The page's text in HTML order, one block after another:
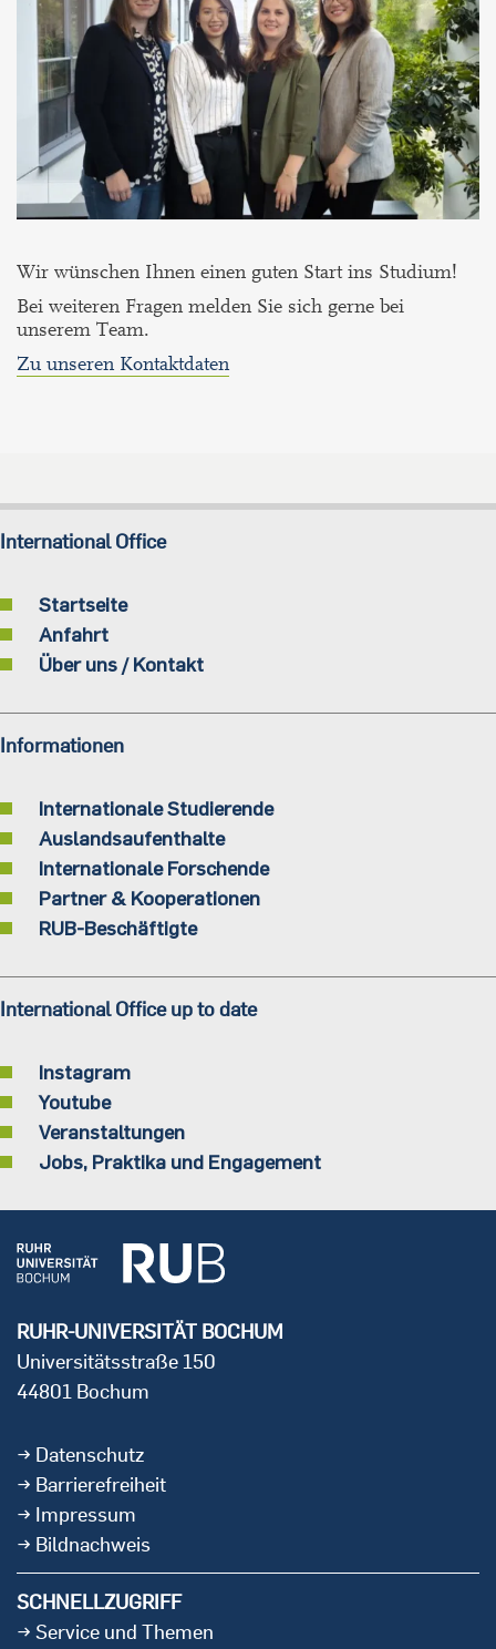
Wir wünschen Ihnen einen guten Start ins Studium!
Bei weiteren Fragen melden Sie sich gerne bei
unserem Team.
Zu unseren Kontaktdaten
International Office
Startseite
Anfahrt
Über uns / Kontakt
Informationen
Internationale Studierende
Auslandsaufenthalte
Internationale Forschende
Partner & Kooperationen
RUB-Beschäftigte
International Office up to date
Instagram
Youtube
Veranstaltungen
Jobs, Praktika und Engagement
RUHR-UNIVERSITÄT BOCHUM
Universitätsstraße 150
44801 Bochum
Datenschutz
Barrierefreiheit
Impressum
Bildnachweis
SCHNELLZUGRIFF
Service und Themen